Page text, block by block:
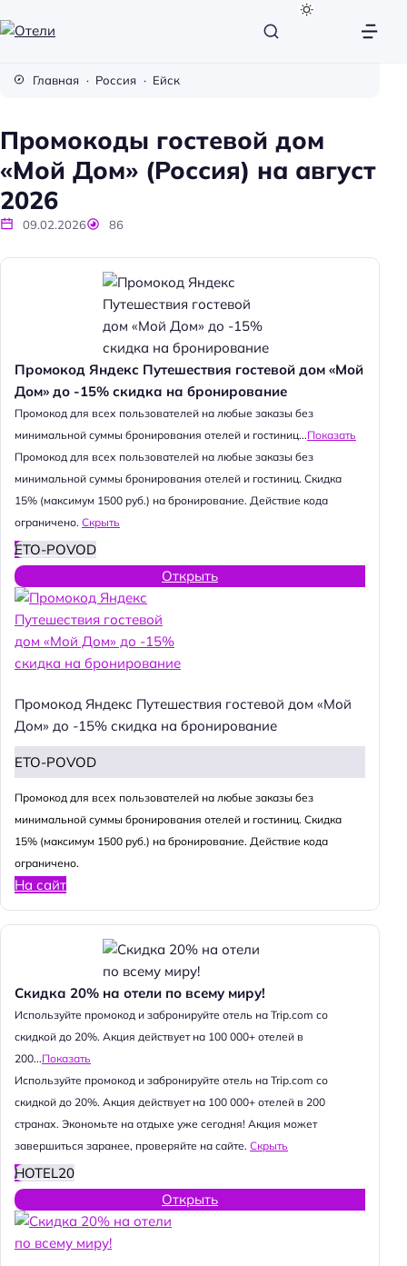
и
Главная Россия Ейск
Промокоды гостевой дом
«Мой Дом» (Россия) на август
2026
09.02.2026 86
Промокод Яндекс Путешествия гостевой дом «Мой
Дом» до -15% скидка на бронирование
Промокод для всех пользователей на любые заказы без
минимальной суммы бронирования отелей и гостиниц...Показать
Промокод для всех пользователей на любые заказы без
минимальной суммы бронирования отелей и гостиниц. Скидка
15% (максимум 1500 руб.) на бронирование. Действие кода
ограничено. Скрыть
ETO-POVOD
Открыть
Промокод Яндекс Путешествия гостевой дом «Мой
Дом» до -15% скидка на бронирование
ETO-POVOD
Промокод для всех пользователей на любые заказы без
минимальной суммы бронирования отелей и гостиниц. Скидка
15% (максимум 1500 руб.) на бронирование. Действие кода
ограничено.
На сайт
Скидка 20% на отели по всему миру!
Используйте промокод и забронируйте отель на Trip.com со
скидкой до 20%. Акция действует на 100 000+ отелей в
200...Показать
Используйте промокод и забронируйте отель на Trip.com со
скидкой до 20%. Акция действует на 100 000+ отелей в 200
странах. Экономьте на отдыхе уже сегодня! Акция может
завершиться заранее, проверяйте на сайте. Скрыть
HOTEL20
Открыть